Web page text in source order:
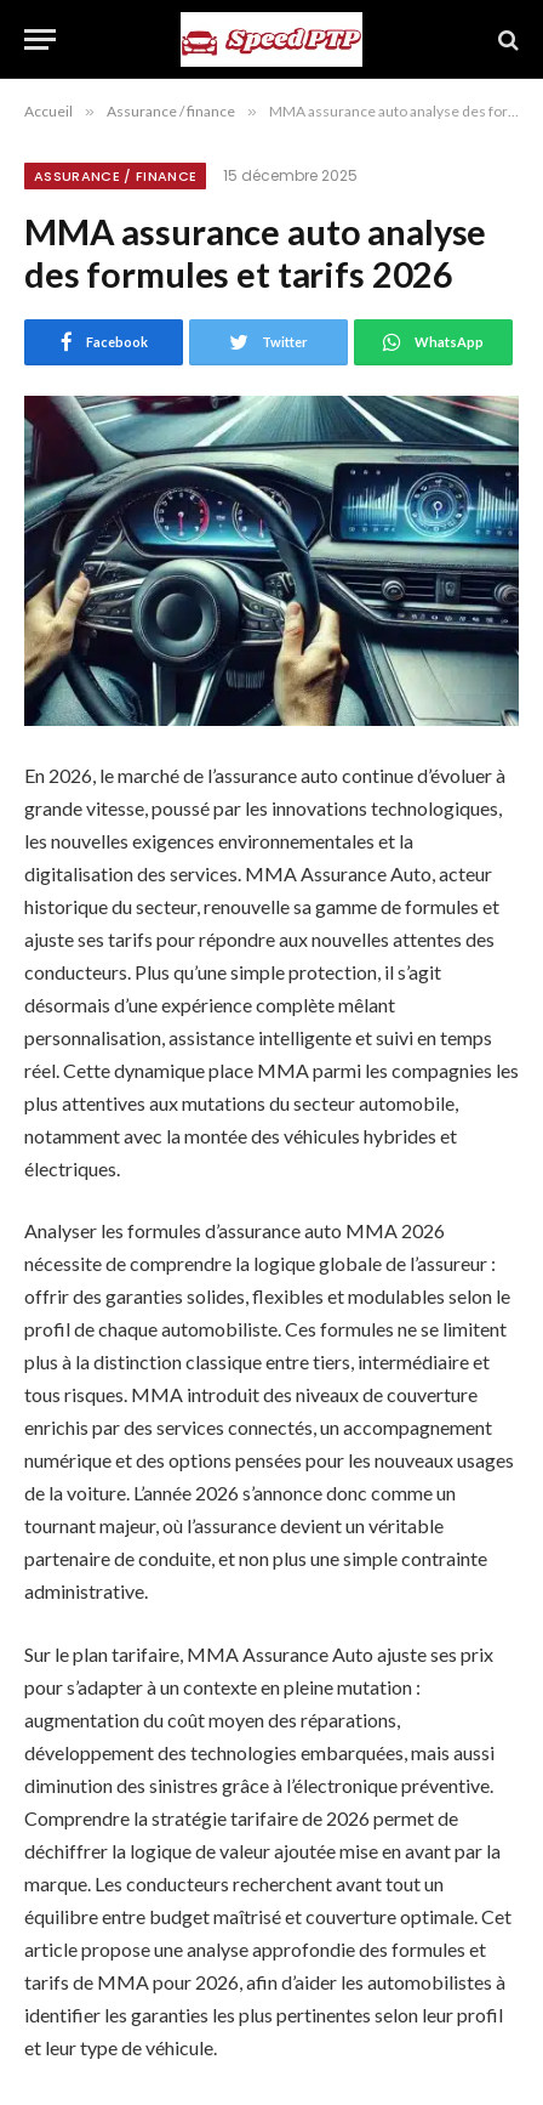
Accueil » Assurance / finance » MMA assurance auto analyse des formules et tarifs 2026
ASSURANCE / FINANCE 15 décembre 2025
MMA assurance auto analyse
des formules et tarifs 2026
Facebook Twitter WhatsApp
En 2026, le marché de l’assurance auto continue d’évoluer à
grande vitesse, poussé par les innovations technologiques,
les nouvelles exigences environnementales et la
digitalisation des services. MMA Assurance Auto, acteur
historique du secteur, renouvelle sa gamme de formules et
ajuste ses tarifs pour répondre aux nouvelles attentes des
conducteurs. Plus qu’une simple protection, il s’agit
désormais d’une expérience complète mêlant
personnalisation, assistance intelligente et suivi en temps
réel. Cette dynamique place MMA parmi les compagnies les
plus attentives aux mutations du secteur automobile,
notamment avec la montée des véhicules hybrides et
électriques.
Analyser les formules d’assurance auto MMA 2026
nécessite de comprendre la logique globale de l’assureur :
offrir des garanties solides, flexibles et modulables selon le
profil de chaque automobiliste. Ces formules ne se limitent
plus à la distinction classique entre tiers, intermédiaire et
tous risques. MMA introduit des niveaux de couverture
enrichis par des services connectés, un accompagnement
numérique et des options pensées pour les nouveaux usages
de la voiture. L’année 2026 s’annonce donc comme un
tournant majeur, où l’assurance devient un véritable
partenaire de conduite, et non plus une simple contrainte
administrative.
Sur le plan tarifaire, MMA Assurance Auto ajuste ses prix
pour s’adapter à un contexte en pleine mutation :
augmentation du coût moyen des réparations,
développement des technologies embarquées, mais aussi
diminution des sinistres grâce à l’électronique préventive.
Comprendre la stratégie tarifaire de 2026 permet de
déchiffrer la logique de valeur ajoutée mise en avant par la
marque. Les conducteurs recherchent avant tout un
équilibre entre budget maîtrisé et couverture optimale. Cet
article propose une analyse approfondie des formules et
tarifs de MMA pour 2026, afin d’aider les automobilistes à
identifier les garanties les plus pertinentes selon leur profil
et leur type de véhicule.